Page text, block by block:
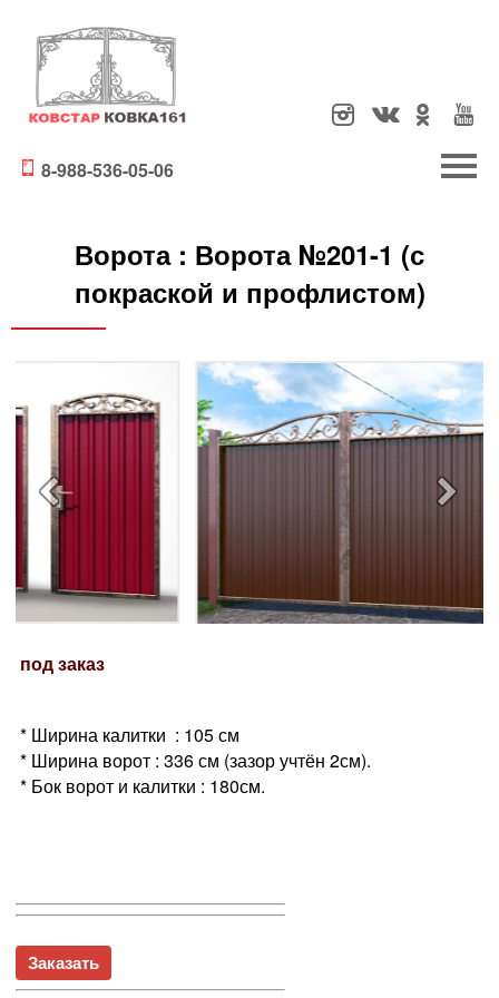
8-988-536-05-06
Ворота : Ворота №201-1 (с
покраской и профлистом)
под заказ
* Ширина калитки : 105 см
* Ширина ворот : 336 см (зазор учтён 2см).
* Бок ворот и калитки : 180см.
Заказать